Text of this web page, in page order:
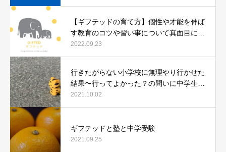
【ギフテッドの育て方】個性や才能を伸ば
す教育のコツや習い事について真面目に語
ります。
2022.09.23
行きたがらない小学校に無理やり行かせた
結果〜行ってよかった？の問いに中学生に
なった今、どう答えたか〜
2021.10.02
ギフテッドと塾と中学受験
2021.09.25